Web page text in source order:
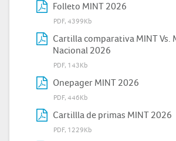
Folleto MINT 2026
PDF, 4399Kb
Cartilla comparativa MINT Vs.
Nacional 2026
PDF, 143Kb
Onepager MINT 2026
PDF, 446Kb
Cartillla de primas MINT 2026
PDF, 1229Kb